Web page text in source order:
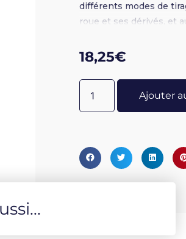
différents modes de
roue et ses dérivés, et
18,25€
Ajouter